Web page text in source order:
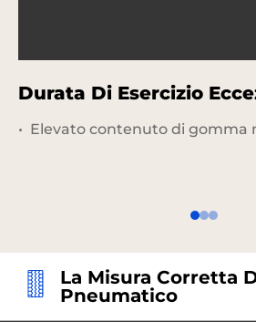
Durata Di Esercizio
Elevato contenuto di gomma
La Misura Corretta
Pneumatico